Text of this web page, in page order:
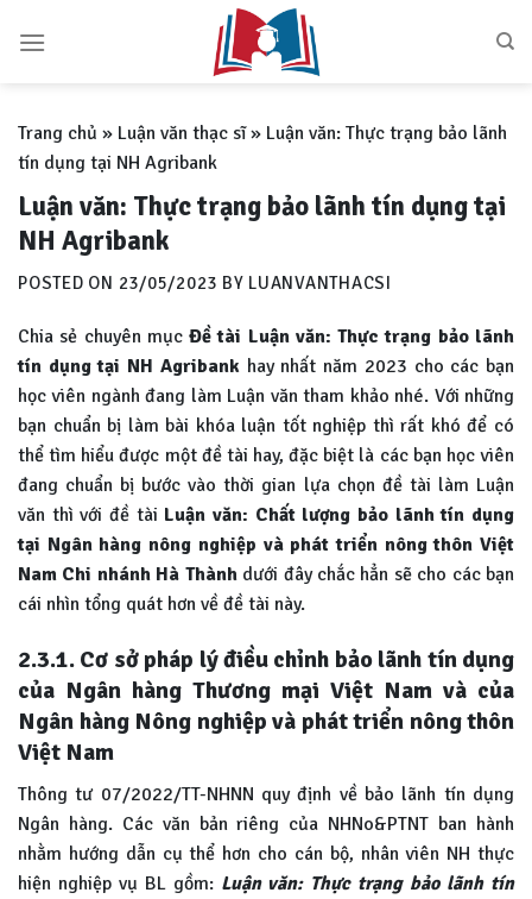
Trang chủ » Luận văn thạc sĩ» Luận văn: Thực trạng bảo lãnh
tín dụng tại NH Agribank
Luận văn: Thực trạng bảo lãnh tín dụng tại
NH Agribank
POSTED ON 23/05/2023 BY LUANVANTHACSI
Chia sẻ chuyên mụcĐề tài Luận văn: Thực trạng bảo lãnh
tín dụng tại NH Agribankhay nhất năm 2023 cho các bạn
học viên ngành đang làm Luận văn tham khảo nhé. Với những
bạn chuẩn bị làm bài khóa luận tốt nghiệp thì rất khó để có
thể tìm hiểu được một đề tài hay, đặc biệt là các bạn học viên
đang chuẩn bị bước vào thời gian lựa chọn đề tài làm Luận
văn thì với đề tài Luận văn: Chất lượng bảo lãnh tín dụng
tại Ngân hàng nông nghiệp và phát triển nông thôn Việt
Nam Chi nhánh Hà Thành dưới đây chắc hẳn sẽ cho các bạn
cái nhìn tổng quát hơn về đề tài này.
2.3.1. Cơ sở pháp lý điều chỉnh bảo lãnh tín dụng
của Ngân hàng Thương mại Việt Nam và của
Ngân hàng Nông nghiệp và phát triển nông thôn
Việt Nam
Thông tư 07/2022/TT-NHNN quy định về bảo lãnh tín dụng
Ngân hàng. Các văn bản riêng của NHNo&PTNT ban hành
nhằm hướng dẫn cụ thể hơn cho cán bộ, nhân viên NH thực
hiện nghiệp vụ BL gồm: Luận văn: Thực trạng bảo lãnh tín